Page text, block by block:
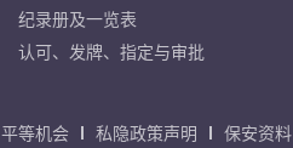
纪录册及一览表
认可、发牌、指定与审批
平等机会 私隐政策声明 保安资料